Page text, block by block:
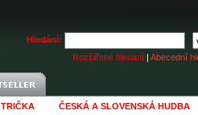
Hledání:
Rozšířené hledání | Abecední
TRIČKA ČESKÁ A SLOVENSKÁ HUDBA